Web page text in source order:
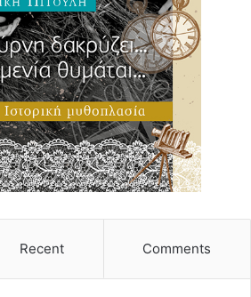
Recent Comments